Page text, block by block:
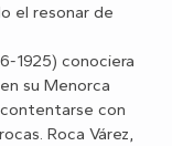
el resonar de
1925) conociera
su Menorca
con
Roca Várez,